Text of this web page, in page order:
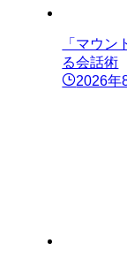
「マウ
る会話術
2026年